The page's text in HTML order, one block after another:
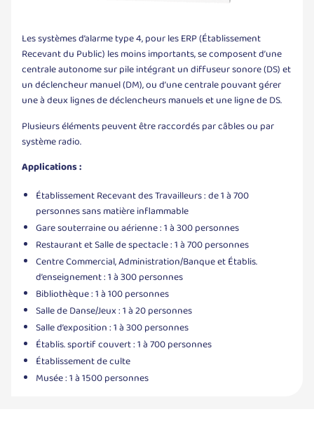
Les systèmes d’alarme type 4, pour les ERP (Établissement
Recevant du Public) les moins importants, se composent d’une
centrale autonome sur pile intégrant un diffuseur sonore (DS) et
un déclencheur manuel (DM), ou d’une centrale pouvant gérer
une à deux lignes de déclencheurs manuels et une ligne de DS.
Plusieurs éléments peuvent être raccordés par câbles ou par
système radio.
Applications :
Établissement Recevant des Travailleurs : de 1 à 700
personnes sans matière inflammable
Gare souterraine ou aérienne : 1 à 300 personnes
Restaurant et Salle de spectacle : 1 à 700 personnes
Centre Commercial, Administration/Banque et Établis.
d’enseignement : 1 à 300 personnes
Bibliothèque : 1 à 100 personnes
Salle de Danse/Jeux : 1 à 20 personnes
Salle d’exposition : 1 à 300 personnes
Établis. sportif couvert : 1 à 700 personnes
Établissement de culte
Musée : 1 à 1500 personnes